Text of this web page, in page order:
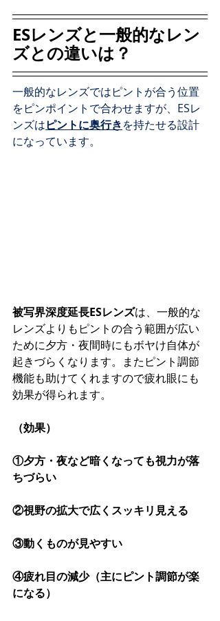
ESレンズと一般的なレン
ズとの違いは？
一般的なレンズではピントが合う位置
をピンポイントで合わせますが、ESレ
ンズはピントに奥行きを持たせる設計
になっています。
被写界深度延長ESレンズは、一般的な
レンズよりもピントの合う範囲が広い
ために夕方・夜間時にもボヤけ自体が
起きづらくなります。またピント調節
機能も助けてくれますので疲れ眼にも
効果が得られます。
（効果）
①夕方・夜など暗くなっても視力が落
ちづらい
②視野の拡大で広くスッキリ見える
③動くものが見やすい
④疲れ目の減少（主にピント調節が楽
になる）